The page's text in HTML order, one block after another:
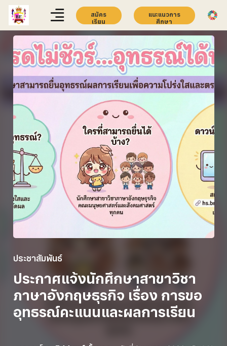
สมัคร
เรียน
แนะแนวการ
ศึกษา
ประชาสัมพันธ์
ประกาศแจ้งนักศึกษาสาขาวิชา
ภาษาอังกฤษธุรกิจ เรื่อง การขอ
อุทธรณ์คะแนนและผลการเรียน